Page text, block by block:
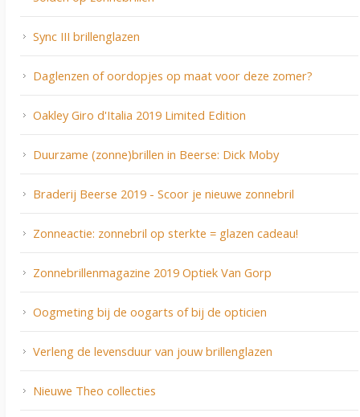
Sync III brillenglazen
Daglenzen of oordopjes op maat voor deze zomer?
Oakley Giro d'Italia 2019 Limited Edition
Duurzame (zonne)brillen in Beerse: Dick Moby
Braderij Beerse 2019 - Scoor je nieuwe zonnebril
Zonneactie: zonnebril op sterkte = glazen cadeau!
Zonnebrillenmagazine 2019 Optiek Van Gorp
Oogmeting bij de oogarts of bij de opticien
Verleng de levensduur van jouw brillenglazen
Nieuwe Theo collecties